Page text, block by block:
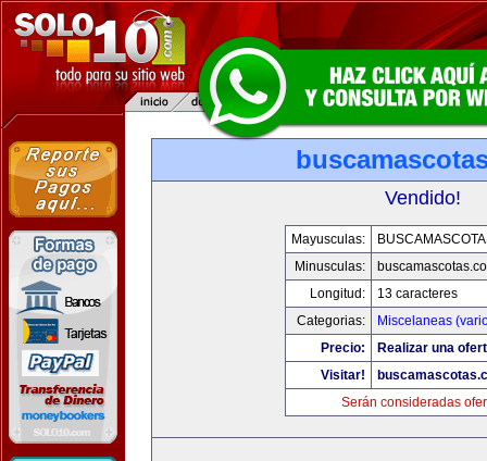
Vendido!
Mayusculas:
Minusculas:
Longitud:
13 caracteres
Categorias:
Miscelaneas
Precio:
Realizar una
Visitar!
Serán consideradas